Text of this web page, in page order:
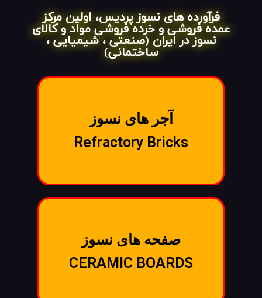
فرآورده های نسوز پردیس، اولین مرکز
عمده فروشی و خرده فروشی مواد و کالای
نسوز در ایران (صنعتی ، شیمیایی ،
ساختمانی)
آجر های نسوز
Refractory Bricks
صفحه های نسوز
CERAMIC BOARDS